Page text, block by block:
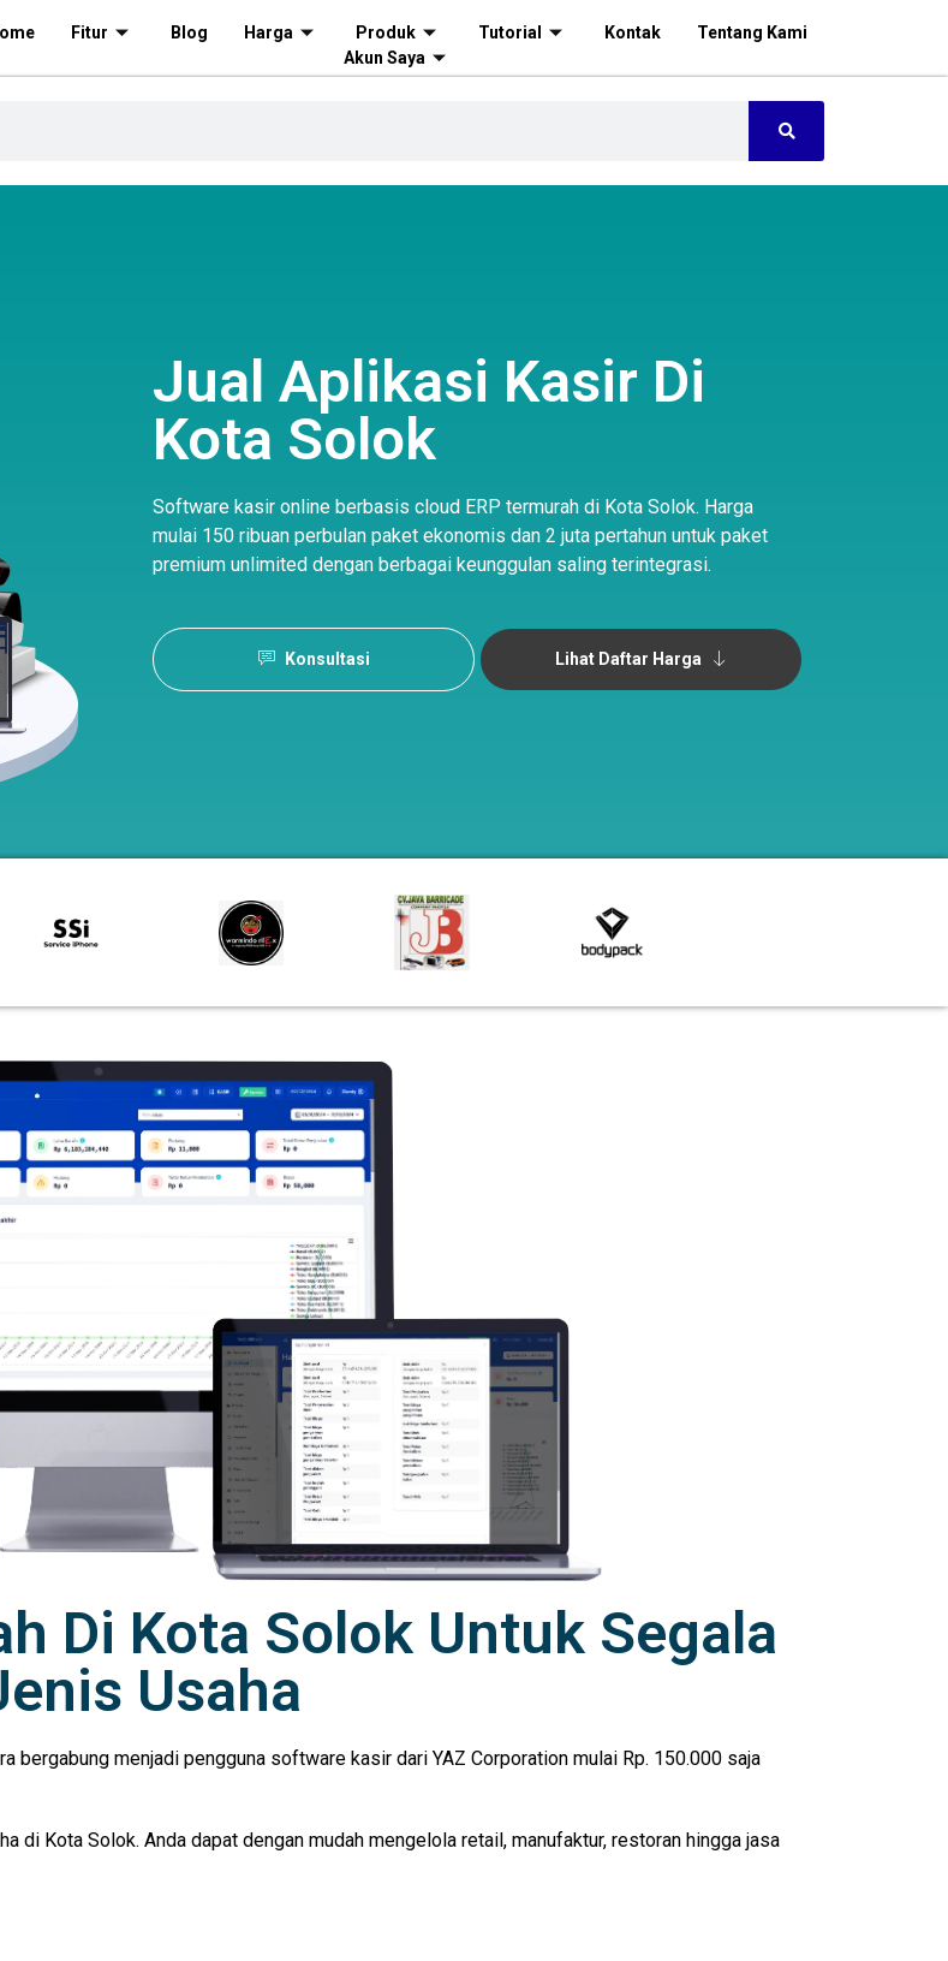
Fitur Blog Harga Produk Tutorial Kontak
Tentang Kami
Akun Saya
Jual Aplikasi Kasir Di
Kota Solok
Software kasir online berbasis cloud ERP termurah di Kota Solok. Harga
mulai 150 ribuan perbulan paket ekonomis dan 2 juta pertahun untuk paket
premium unlimited dengan berbagai keunggulan saling terintegrasi.
Konsultasi Lihat Daftar Harga
Di Kota Solok Untuk Segala
Usaha
bergabung menjadi pengguna software kasir dari YAZ Corporation mulai Rp. 150.000 saja
di Kota Solok. Anda dapat dengan mudah mengelola retail, manufaktur, restoran hingga jasa